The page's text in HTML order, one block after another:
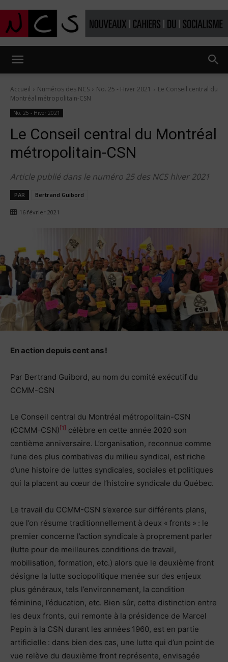
du
Accueil Numéros des NCS No. 25 - Hiver 2021
Le Conseil central du
Montréal métropolitain-CSN
No. 25 - Hiver 2021
Le Conseil central du Montréal
métropolitain-CSN
Article publié dans le numéro 25 des NCS hiver 2021
PAR Bertrand Guibord
16 février 2021
En action depuis cent ans !
Par Bertrand Guibord, au nom du comité exécutif du
CCMM-CSN
Le Conseil central du Montréal métropolitain-CSN
(CCMM-CSN) [1] célèbre en cette année 2020 son
centième anniversaire. L’organisation, reconnue comme
l’une des plus combatives du milieu syndical, est riche
d’une histoire de luttes syndicales, sociales et politiques
qui la placent au cœur de l’histoire syndicale du Québec.
Le travail du CCMM-CSN s’exerce sur différents plans,
que l’on résume traditionnellement à deux « fronts » : le
premier concerne l’action syndicale à proprement parler
(lutte pour de meilleures conditions de travail,
mobilisation, formation, etc.) alors que le deuxième front
désigne la lutte sociopolitique menée sur des enjeux
plus généraux, tels l’environnement, la condition
féminine, l’éducation, etc. Bien sûr, cette distinction entre
les deux fronts, qui remonte à la présidence de Marcel
Pepin à la CSN durant les années 1960, est en partie
artificielle : dans bien des cas, une lutte qui d’un point de
vue relève du deuxième front représente, envisagée